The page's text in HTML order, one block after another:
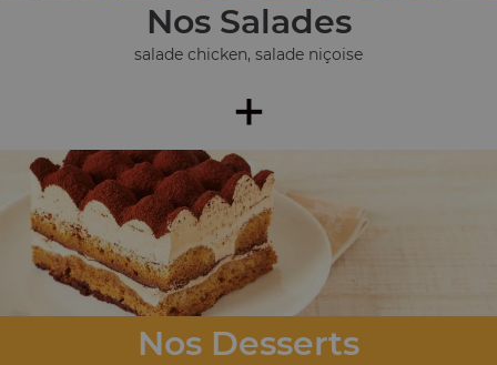
Nos Salades
salade chicken, salade niçoise
+
Nos Desserts